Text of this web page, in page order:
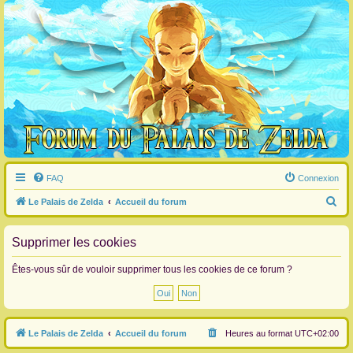
FAQ Connexion
Le Palais de Zelda Accueil du forum
e
h
h
Supprimer les cookies
Êtes-vous sûr de vouloir supprimer tous les cookies de ce forum ?
Le Palais de Zelda Accueil du forum Heures au format UTC+02:00